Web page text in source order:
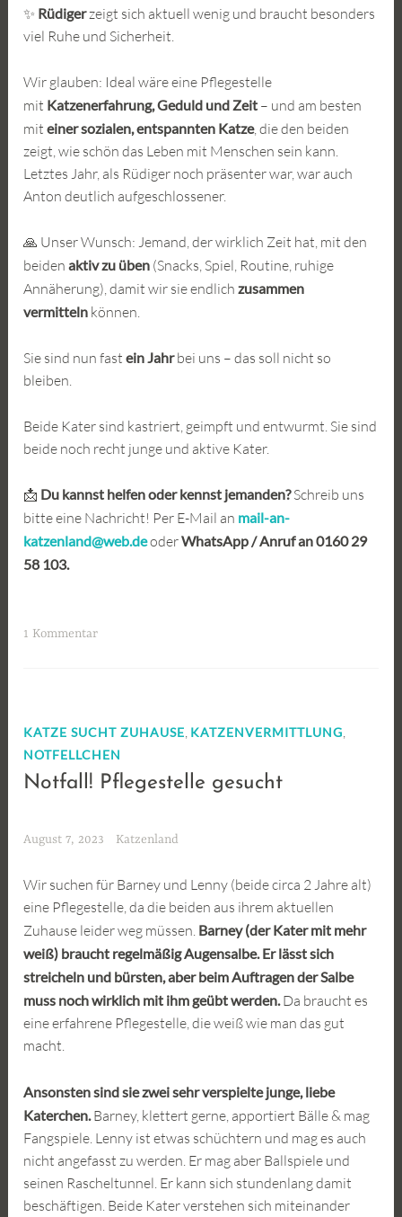
✨ Rüdigerzeigt sich aktuell wenig und braucht besonders
viel Ruhe und Sicherheit.
Wir glauben: Ideal wäre eine Pflegestelle
mit Katzenerfahrung, Geduld und Zeit – und am besten
miteiner sozialen, entspannten Katze, die den beiden
zeigt, wie schön das Leben mit Menschen sein kann.
Letztes Jahr, als Rüdiger noch präsenter war, war auch
Anton deutlich aufgeschlossener.
🙏 Unser Wunsch: Jemand, der wirklich Zeit hat, mit den
beidenaktiv zu üben (Snacks, Spiel, Routine, ruhige
Annäherung), damit wir sie endlichzusammen
vermitteln können.
Sie sind nun fastein Jahrbei uns – das soll nicht so
bleiben.
Beide Kater sind kastriert, geimpft und entwurmt. Sie sind
beide noch recht junge und aktive Kater.
📩 Du kannst helfen oder kennst jemanden?Schreib uns
bitte eine Nachricht! Per E-Mail an mail-an-
katzenland@web.deoderWhatsApp / Anruf an 0160 29
58 103.
1 Kommentar
KATZE SUCHT ZUHAUSE KATZENVERMITTLUNG
NOTFELLCHEN
Notfall! Pflegestelle gesucht
August 7, 2023 Katzenland
Wir suchen für Barney und Lenny (beide circa 2 Jahre alt)
eine Pflegestelle, da die beiden aus ihrem aktuellen
Zuhause leider weg müssen. Barney (der Kater mit mehr
weiß) braucht regelmäßig Augensalbe. Er lässt sich
streicheln und bürsten, aber beim Auftragen der Salbe
muss noch wirklich mit ihm geübt werden.Da braucht es
eine erfahrene Pflegestelle, die weiß wie man das gut
macht.
Ansonsten sind sie zwei sehr verspielte junge, liebe
Katerchen.Barney, klettert gerne, apportiert Bälle & mag
Fangspiele. Lenny ist etwas schüchtern und mag es auch
nicht angefasst zu werden. Er mag aber Ballspiele und
seinen Rascheltunnel. Er kann sich stundenlang damit
beschäftigen. Beide Kater verstehen sich miteinander